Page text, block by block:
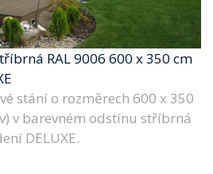
RAL 9006 600 x 350 cm
stání o rozměrech 600 x 350
v barevném odstínu stříbrná
DELUXE.